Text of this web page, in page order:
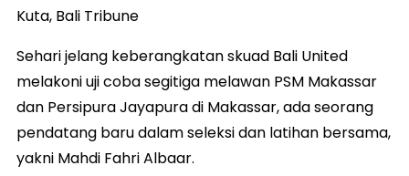
Kuta, Bali Tribune
Sehari jelang keberangkatan skuad Bali United
melakoni uji coba segitiga melawan PSM Makassar
dan Persipura Jayapura di Makassar, ada seorang
pendatang baru dalam seleksi dan latihan bersama,
yakni Mahdi Fahri Albaar.